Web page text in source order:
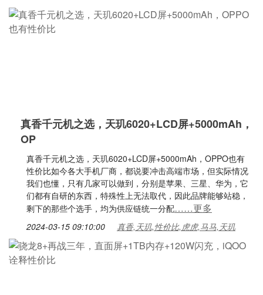
真香千元机之选，天玑6020+LCD屏+5000mAh，
OP
真香千元机之选，天玑6020+LCD屏+5000mAh，OPPO也有
性价比如今各大手机厂商，都说要冲击高端市场，但实际情况
我们也懂，只有几家可以做到，分别是苹果、三星、华为，它
们都有自研的东西，特殊性上无法取代，因此品牌能够站稳，
剩下的那些个选手，均为供应链统一分配……更多
2024-03-15 09:10:00 真香,天玑,性价比,虎虎,马马,天玑